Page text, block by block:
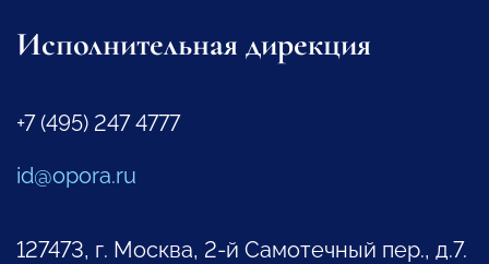
Исполнительная дирекция
+7 (495) 247 4777
id@opora.ru
127473, г. Москва, 2-й Самотечный пер., д.7.